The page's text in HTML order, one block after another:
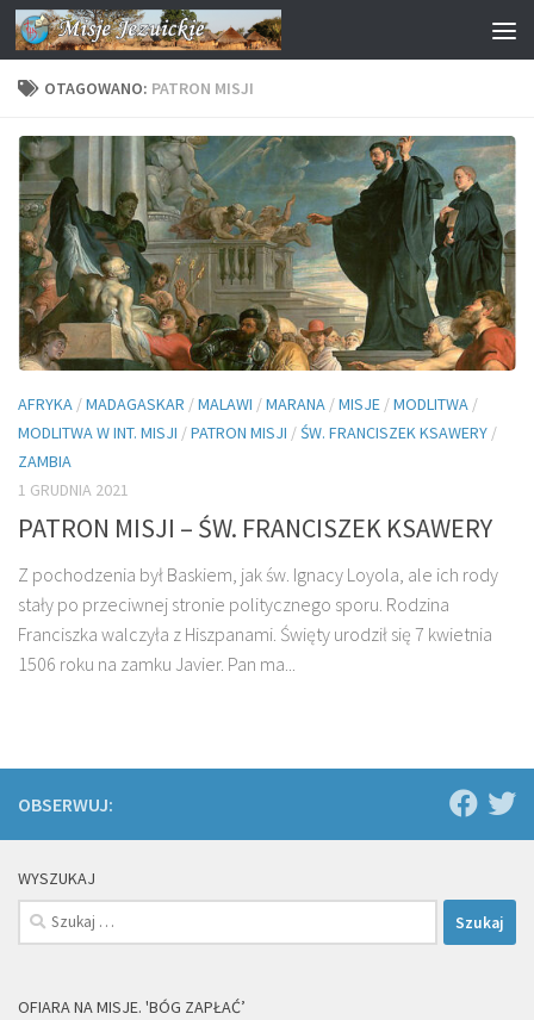
Przejdź do treści
OTAGOWANO: PATRON MISJI
AFRYKA /MADAGASKAR /MALAWI /MARANA /MISJE /MODLITWA /
MODLITWA W INT. MISJI /PATRON MISJI /ŚW. FRANCISZEK KSAWERY /
ZAMBIA
1 GRUDNIA 2021
PATRON MISJI – ŚW. FRANCISZEK KSAWERY
Z pochodzenia był Baskiem, jak św. Ignacy Loyola, ale ich rody
stały po przeciwnej stronie politycznego sporu. Rodzina
Franciszka walczyła z Hiszpanami. Święty urodził się 7 kwietnia
1506 roku na zamku Javier. Pan ma...
OBSERWUJ:
WYSZUKAJ
Szukaj:
OFIARA NA MISJE. 'BÓG ZAPŁAĆ’